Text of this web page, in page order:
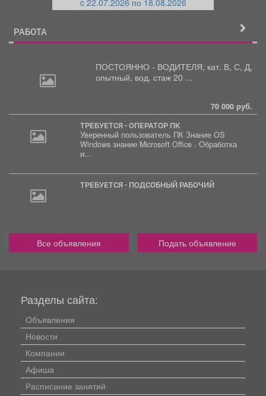
c 22.07.2026 по 18.08.2026
РАБОТА
ПОСТОЯННО - ВОДИТЕЛЯ, кат. В, С, Д,
опытный, вод. стаж 20 ...
70 000 руб.
ТРЕБУЕТСЯ - ОПЕРАТОР ПК
Уверенный пользователь ПК Знание OS
Windows знание Microsoft Office . Обработка
и...
ТРЕБУЕТСЯ - ПОДСОБНЫЙ РАБОЧИЙ
Все объявления Подать объявление
Разделы сайта:
Объявления
Новости
Компании
Афиша
Расписание занятий